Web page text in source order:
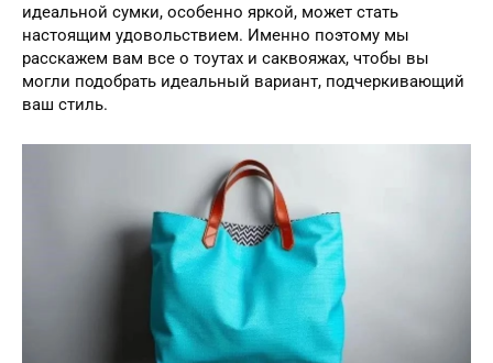
идеальной сумки, особенно яркой, может стать
настоящим удовольствием. Именно поэтому мы
расскажем вам все о тоутах и саквояжах, чтобы вы
могли подобрать идеальный вариант, подчеркивающий
ваш стиль.